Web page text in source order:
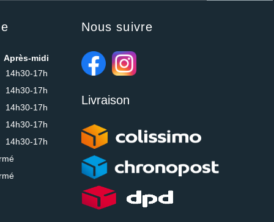
Après-midi
14h30-17h
14h30-17h
14h30-17h
14h30-17h
14h30-17h
Nous suivre
Livraison